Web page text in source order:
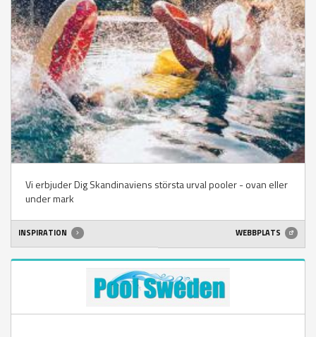
Vi erbjuder Dig Skandinaviens största urval pooler - ovan eller
under mark
INSPIRATION WEBBPLATS